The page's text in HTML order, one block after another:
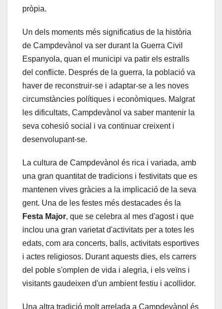
pròpia.
Un dels moments més significatius de la història
de Campdevànol va ser durant la Guerra Civil
Espanyola, quan el municipi va patir els estralls
del conflicte. Després de la guerra, la població va
haver de reconstruir-se i adaptar-se a les noves
circumstàncies polítiques i econòmiques. Malgrat
les dificultats, Campdevànol va saber mantenir la
seva cohesió social i va continuar creixent i
desenvolupant-se.
La cultura de Campdevànol és rica i variada, amb
una gran quantitat de tradicions i festivitats que es
mantenen vives gràcies a la implicació de la seva
gent. Una de les festes més destacades és la
Festa Major, que se celebra al mes d'agost i que
inclou una gran varietat d'activitats per a totes les
edats, com ara concerts, balls, activitats esportives
i actes religiosos. Durant aquests dies, els carrers
del poble s'omplen de vida i alegria, i els veïns i
visitants gaudeixen d'un ambient festiu i acollidor.
Una altra tradició molt arrelada a Campdevànol és